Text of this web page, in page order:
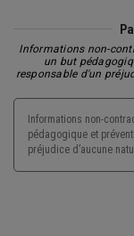
Informations non-
un but
responsable d'un
Informations non-
pédagogique et
préjudice d’aucune